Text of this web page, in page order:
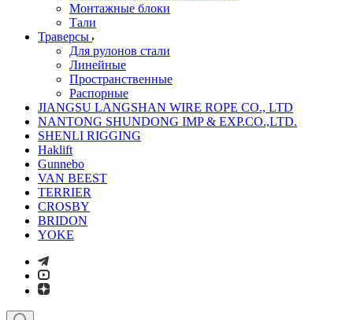
Монтажные блоки
Тали
Траверсы
Для рулонов стали
Линейные
Пространственные
Распорные
JIANGSU LANGSHAN WIRE ROPE CO., LTD
NANTONG SHUNDONG IMP & EXP.CO.,LTD.
SHENLI RIGGING
Haklift
Gunnebo
VAN BEEST
TERRIER
CROSBY
BRIDON
YOKE